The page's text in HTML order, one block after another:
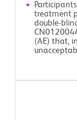
treatment
double-
(AE) that,